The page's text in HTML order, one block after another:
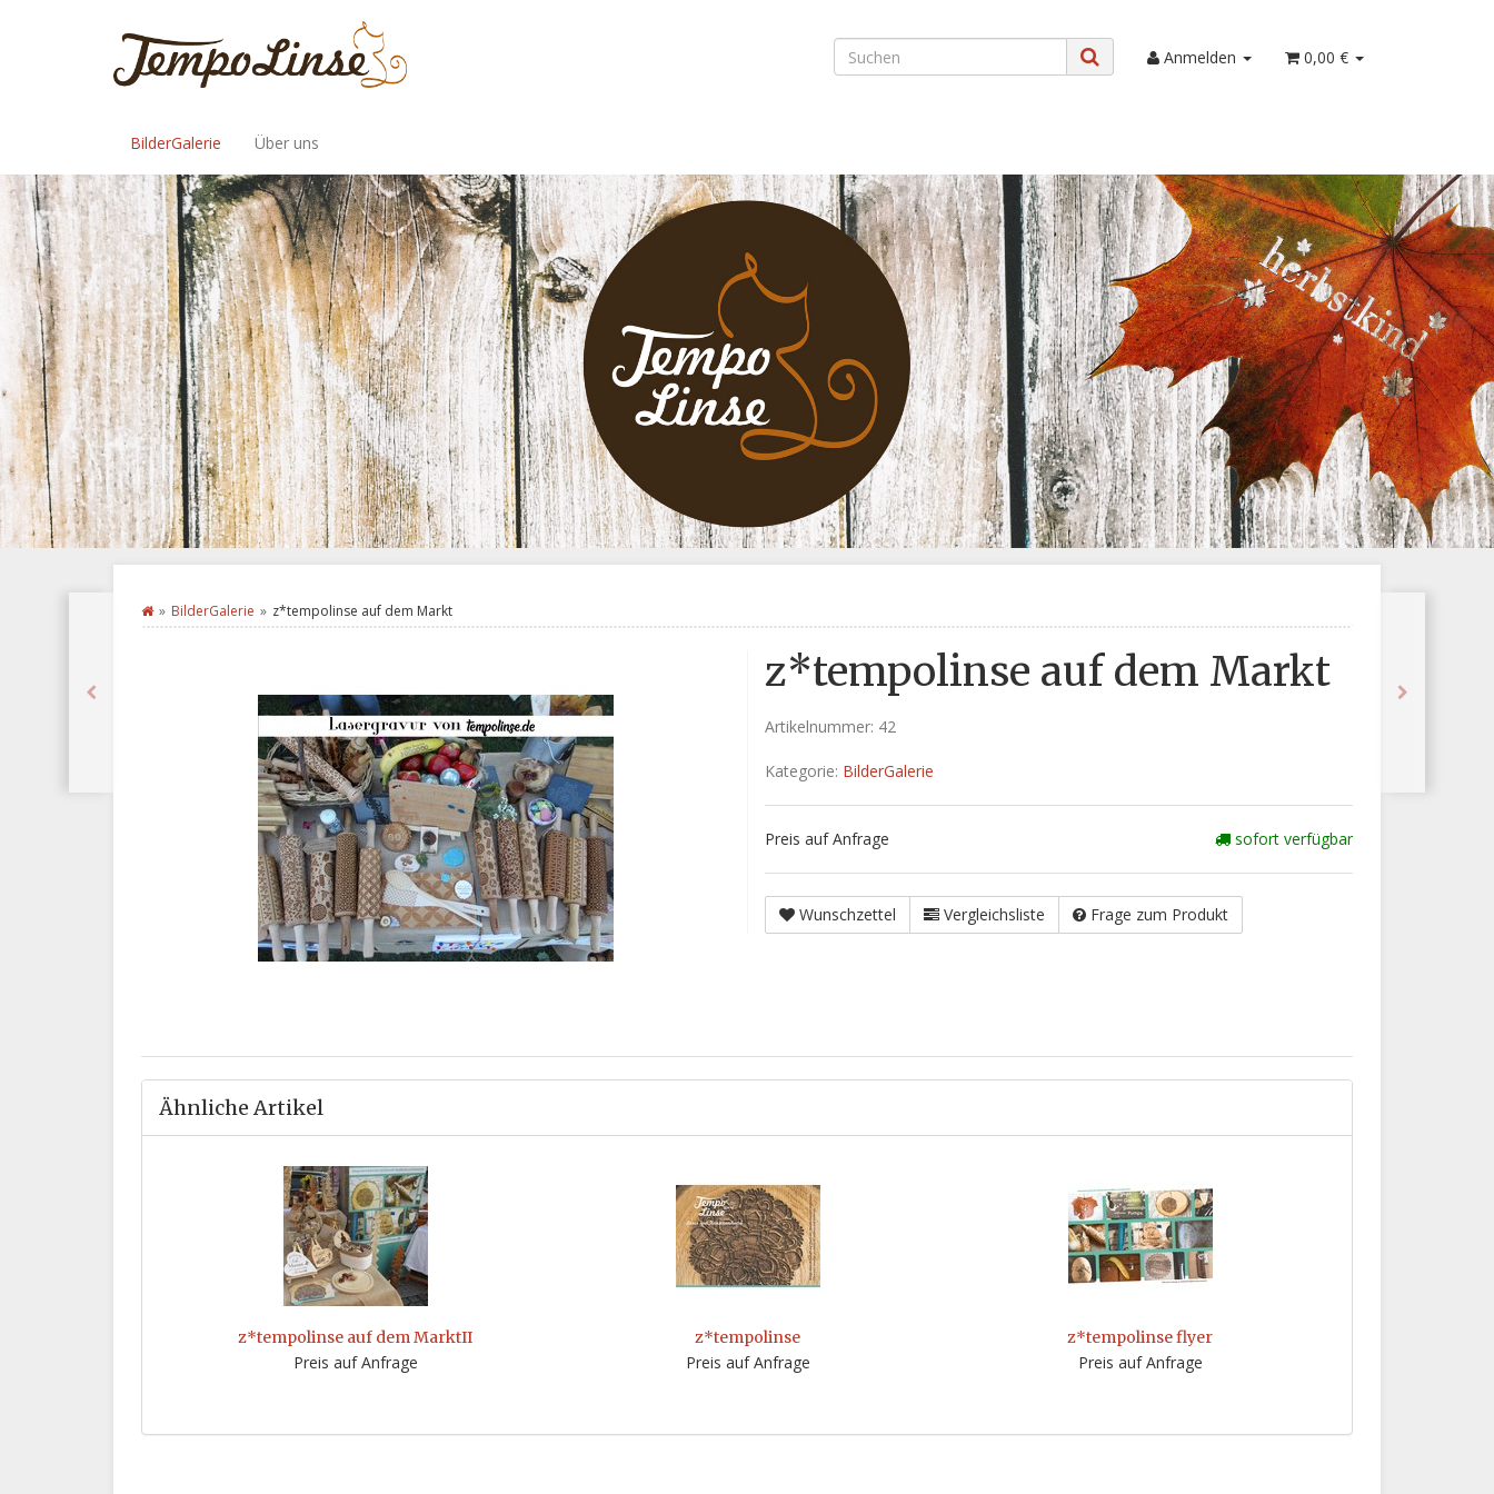
Anmelden 0,00 €
BilderGalerie Über uns
BilderGalerie z*tempolinse auf dem Markt
z*tempolinse auf dem Markt
Artikelnummer: 42
Kategorie: BilderGalerie
Preis auf Anfrage sofort verfügbar
Wunschzettel Vergleichsliste Frage zum Produkt
Ähnliche Artikel
z*tempolinse auf dem MarktII
Preis auf Anfrage
z*tempolinse
Preis auf Anfrage
z*tempolinse flyer
Preis auf Anfrage